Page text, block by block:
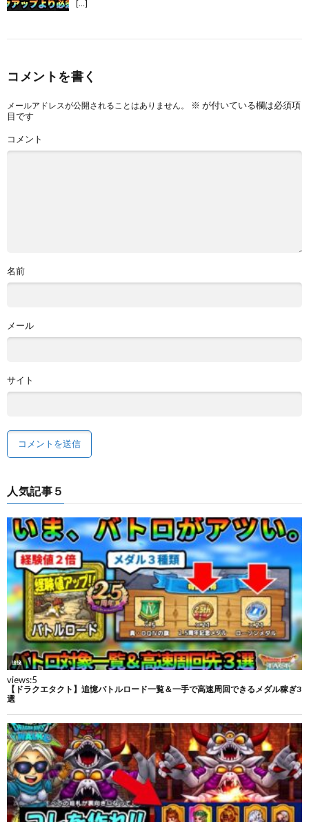
[…]
コメントを書く
メールアドレスが公開されることはありません。 ※ が付いている欄は必須項
目です
コメント
名前
メール
サイト
人気記事５